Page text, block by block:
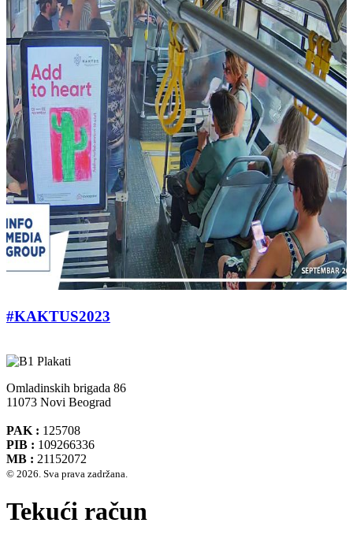
#KAKTUS2023
Omladinskih brigada 86
11073 Novi Beograd
PAK : 125708
PIB : 109266336
MB : 21152072
© 2026. Sva prava zadržana.
Tekući račun